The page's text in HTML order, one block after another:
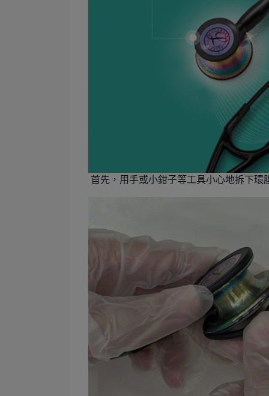
首先，用手或小鉗子等工具小心地拆下環